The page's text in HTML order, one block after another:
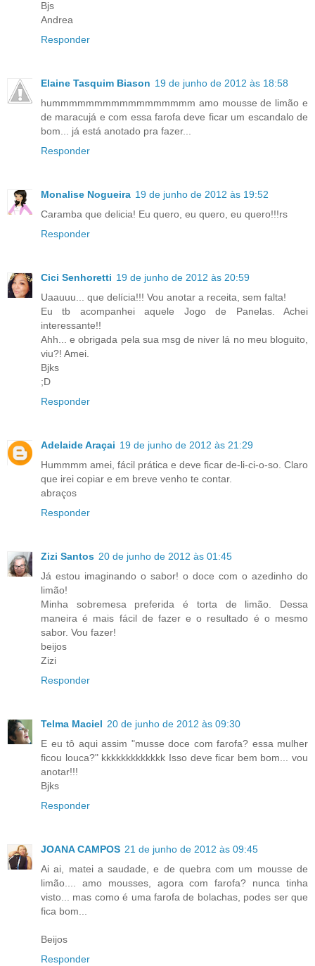
Bjs
Andrea
Responder
Elaine Tasquim Biason 19 de junho de 2012 às 18:58
hummmmmmmmmmmmmmmmm amo mousse de limão e
de maracujá e com essa farofa deve ficar um escandalo de
bom... já está anotado pra fazer...
Responder
Monalise Nogueira 19 de junho de 2012 às 19:52
Caramba que delicia! Eu quero, eu quero, eu quero!!!rs
Responder
Cici Senhoretti 19 de junho de 2012 às 20:59
Uaauuu... que delícia!!! Vou anotar a receita, sem falta!
Eu tb acompanhei aquele Jogo de Panelas. Achei
interessante!!
Ahh... e obrigada pela sua msg de niver lá no meu bloguito,
viu?! Amei.
Bjks
;D
Responder
Adelaide Araçai 19 de junho de 2012 às 21:29
Hummmm amei, fácil prática e deve ficar de-li-ci-o-so. Claro
que irei copiar e em breve venho te contar.
abraços
Responder
Zizi Santos 20 de junho de 2012 às 01:45
Já estou imaginando o sabor! o doce com o azedinho do
limão!
Minha sobremesa preferida é torta de limão. Dessa
maneira é mais fácil de fazer e o resultado é o mesmo
sabor. Vou fazer!
beijos
Zizi
Responder
Telma Maciel 20 de junho de 2012 às 09:30
E eu tô aqui assim "musse doce com farofa? essa mulher
ficou louca?" kkkkkkkkkkkkk Isso deve ficar bem bom... vou
anotar!!!
Bjks
Responder
JOANA CAMPOS 21 de junho de 2012 às 09:45
Ai ai, matei a saudade, e de quebra com um mousse de
limão.... amo mousses, agora com farofa? nunca tinha
visto... mas como é uma farofa de bolachas, podes ser que
fica bom...
Beijos
Responder